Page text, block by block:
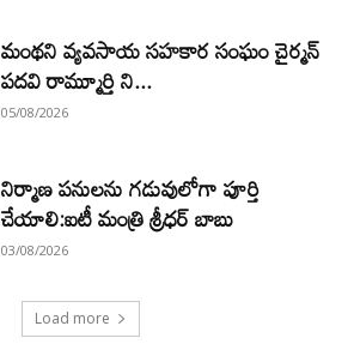
మంథని వ్యవసాయ సహకార సంఘం చైర్మన్
పదవి రామ్మూర్తి ని...
05/08/2026
నిర్మాణ పనులను గడువులోగా పూర్తి
చేయాలి:ఐటీ మంత్రి శ్రీధర్ బాబు
03/08/2026
Load more